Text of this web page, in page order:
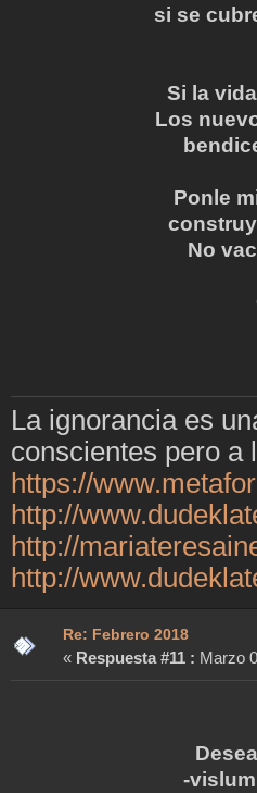
si se
Si la
Los
Ponle
No
La ignorancia es
conscientes pero a
https://
http://
http://
http://
Re: Febrero 2018
« Respuesta #11 : Marzo
-